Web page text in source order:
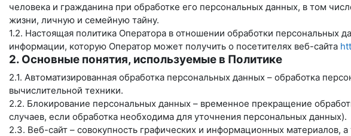
человека и гражданина при обработке его персональных данных, в том
жизни, личную и семейную тайну.
1.2. Настоящая политика Оператора в отношении обработки персональных
информации, которую Оператор может получить о посетителях веб-сайта
2. Основные понятия, используемые в Политике
2.1. Автоматизированная обработка персональных данных – обработка
вычислительной техники.
2.2. Блокирование персональных данных – временное прекращение
случаев, если обработка необходима для уточнения персональных данных).
2.3. Веб-сайт – совокупность графических и информационных материалов,